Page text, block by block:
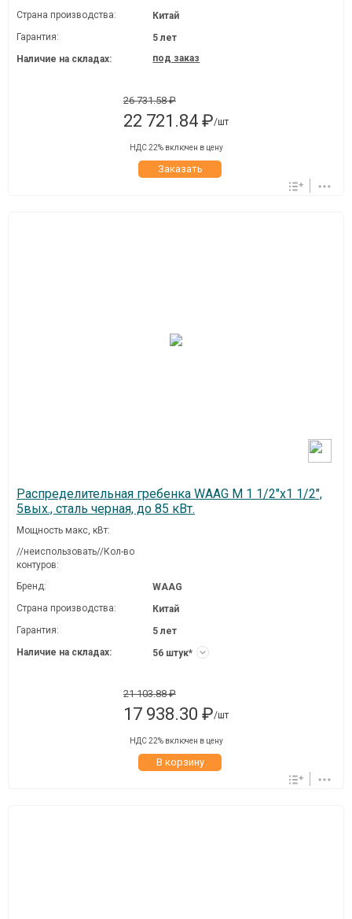
Страна производства:
Китай
Гарантия:
5 лет
Наличие на складах:
под заказ
26 731.58 ₽
22 721.84 ₽/шт
НДС 22% включен в цену
Заказать
Распределительная гребенка WAAG M 1 1/2"х1 1/2",
5вых., сталь черная, до 85 кВт.
Мощность макс, кВт:
//неиспользовать//Кол-во
контуров:
Бренд:
WAAG
Страна производства:
Китай
Гарантия:
5 лет
Наличие на складах:
56 штук*
21 103.88 ₽
17 938.30 ₽/шт
НДС 22% включен в цену
В корзину